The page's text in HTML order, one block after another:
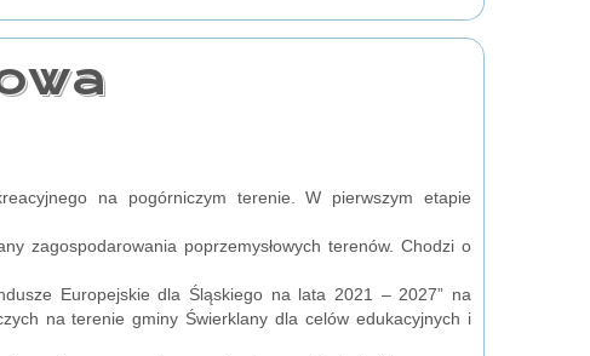
na pogórniczym terenie. W pierwszym etapie
zagospodarowania poprzemysłowych terenów. Chodzi o
Europejskie dla Śląskiego na lata 2021 – 2027” na
na terenie gminy Świerklany dla celów edukacyjnych i